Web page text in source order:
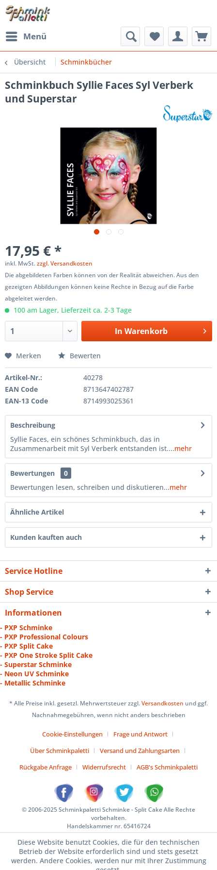
Menü
Übersicht Schminkbücher
Schminkbuch Syllie Faces Syl Verberk
und Superstar
17,95 € *
inkl. MwSt.zzgl. Versandkosten
Die abgebildeten Farben können von der Realität abweichen. Aus den
gezeigten Abbildungen können keine Rechte in Bezug auf die Farbe
abgeleitet werden.
100 am Lager, Lieferzeit ca. 2-3 Tage
In Warenkorb
Merken Bewerten
Artikel-Nr.:
40278
EAN Code
8713647402787
EAN-13 Code
8714993025361
Beschreibung
Syllie Faces, ein schönes Schminkbuch, das in
Zusammenarbeit mit Syl Verberk entstanden ist....mehr
Bewertungen
0
Bewertungen lesen, schreiben und diskutieren...mehr
Ähnliche Artikel
Kunden kauften auch
Service Hotline
Shop Service
Informationen
- PXP Schminke
- PXP Professional Colours
- PXP Split Cake
- PXP One Stroke Split Cake
- Superstar Schminke
- Neon UV Schminke
- Metallic Schminke
* Alle Preise inkl. gesetzl. Mehrwertsteuer zzgl.Versandkosten und ggf.
Nachnahmegebühren, wenn nicht anders beschrieben
Cookie-Einstellungen
Frage und Antwort
Über Schminkpaletti
Versand und Zahlungsarten
Rückgabe Anfrage
Widerrufsrecht AGB's Schminkpaletti
© 2006-2025 Schminkpaletti Schminke - Split Cake Alle Rechte
vorbehalten.
Handelskammer nr. 65416724
Diese Website benutzt Cookies, die für den technischen
Betrieb der Website erforderlich sind und stets gesetzt
werden. Andere Cookies, werden nur mit Ihrer Zustimmung